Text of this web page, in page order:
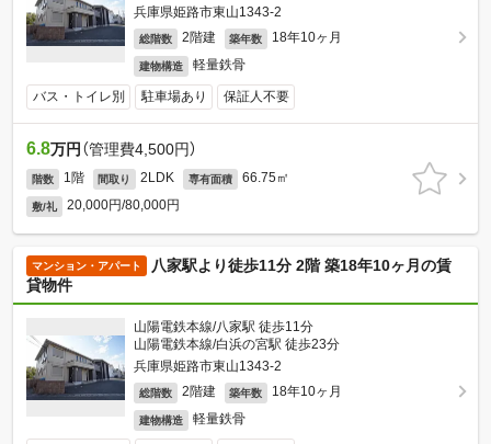
兵庫県姫路市東山1343-2
総階数 2階建 築年数 18年10ヶ月
建物構造 軽量鉄骨
バス・トイレ別 駐車場あり 保証人不要
6.8万円 （管理費4,500円）
階数 1階 間取り 2LDK 専有面積 66.75㎡
敷/礼 20,000円/80,000円
マンション・アパート
八家駅より徒歩11分 2階 築18年10ヶ月の賃
貸物件
山陽電鉄本線/八家駅 徒歩11分
山陽電鉄本線/白浜の宮駅 徒歩23分
兵庫県姫路市東山1343-2
総階数 2階建 築年数 18年10ヶ月
建物構造 軽量鉄骨